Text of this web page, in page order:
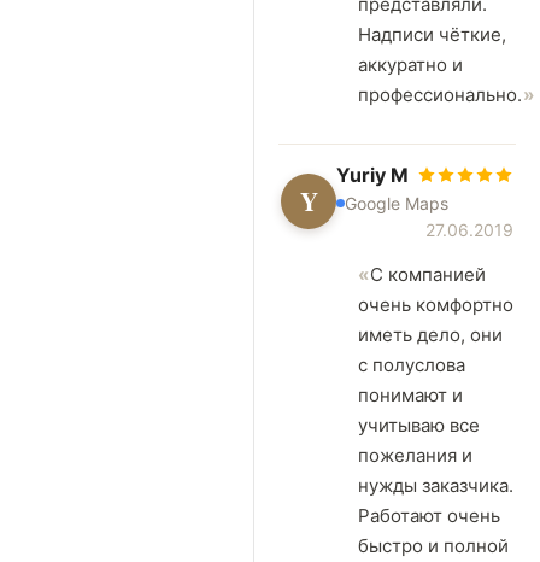
Надписи чёткие,
аккуратно и
профессионально.
Y
Yuriy M
Google Maps
27.06.2019
C компанией
очень комфортно
иметь дело, они
с полуслова
понимают и
учитываю все
пожелания и
нужды заказчика.
Работают очень
быстро и полной